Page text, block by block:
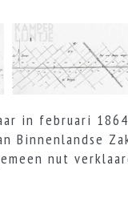
in februari
Binnenlandse
nut